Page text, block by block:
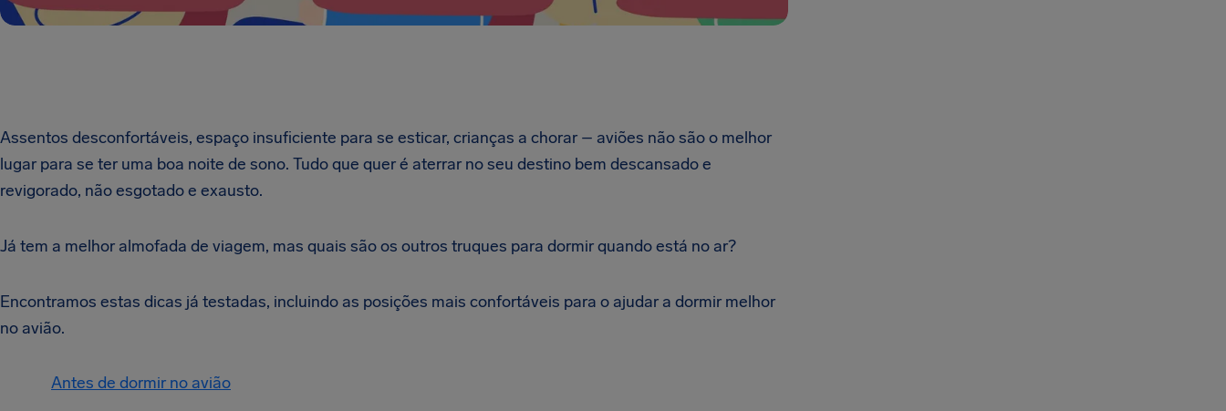
Assentos desconfortáveis, espaço insuficiente para se esticar, crianças a chorar – aviões não são o melhor
lugar para se ter uma boa noite de sono. Tudo que quer é aterrar no seu destino bem descansado e
revigorado, não esgotado e exausto.
Já tem a melhor almofada de viagem, mas quais são os outros truques para dormir quando está no ar?
Encontramos estas dicas já testadas, incluindo as posições mais confortáveis para o ajudar a dormir melhor
no avião.
Antes de dormir no avião